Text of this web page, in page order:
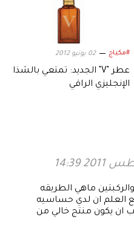
#مكياج 02 يونيو 2012
عطر "V" الجديد: تمتعي بالشذا
الإنجليزي الراقي
ماهي الطريقه
العلم ان لدي حساسيه
ان يكون منتج خالي من